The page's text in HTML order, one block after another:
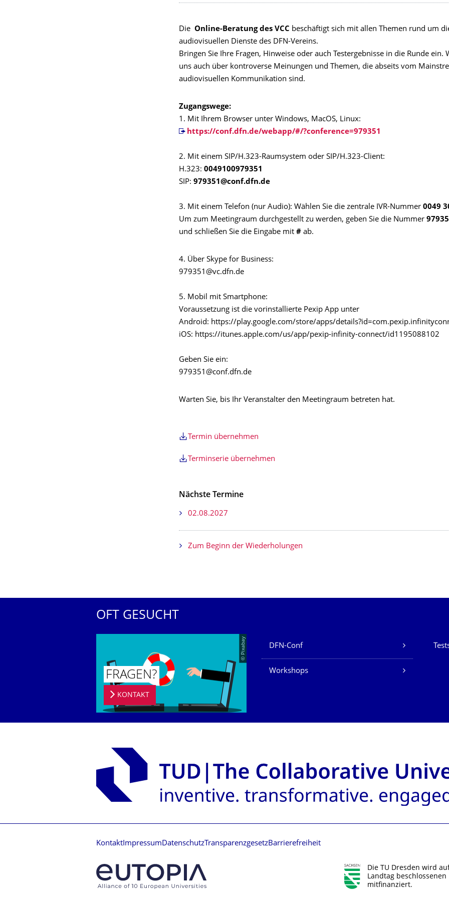
Die Online-Beratung des VCC beschäftigt sich mit allen Themen rund um
audiovisuellen Dienste des DFN-Vereins.
Bringen Sie Ihre Fragen, Hinweise oder auch Testergebnisse in die Runde ein.
uns auch über kontroverse Meinungen und Themen, die abseits vom
audiovisuellen Kommunikation sind.
Zugangswege:
1. Mit Ihrem Browser unter Windows, MacOS, Linux:
https://conf.dfn.de/webapp/#/?conference=979351
2. Mit einem SIP/H.323-Raumsystem oder SIP/H.323-Client:
H.323: 0049100979351
SIP: 979351@conf.dfn.de
3. Mit einem Telefon (nur Audio): Wählen Sie die zentrale IVR-Nummer 0049
Um zum Meetingraum durchgestellt zu werden, geben Sie die Nummer
und schließen Sie die Eingabe mit # ab.
4. Über Skype for Business:
979351@vc.dfn.de
5. Mobil mit Smartphone:
Voraussetzung ist die vorinstallierte Pexip App unter
Android: https://play.google.com/store/apps/
iOS: https://itunes.apple.com/us/app/pexip-infinity-connect/id1195088102
Geben Sie ein:
979351@conf.dfn.de
Warten Sie, bis Ihr Veranstalter den Meetingraum betreten hat.
Termin übernehmen
Terminserie übernehmen
Nächste Termine
02.08.2027
Zum Beginn der Wiederholungen
OFT GESUCHT
© Pixabay
FRAGEN?
KONTAKT
Unsere Dienste
DFN-Conf
Workshops
KontaktImpressumDatenschutz TransparenzgesetzBarrierefreiheit
Die TU Dresden wird
Landtag
mitfinanziert.